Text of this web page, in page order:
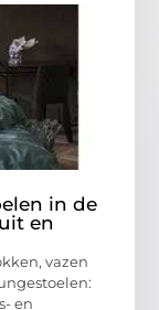
in de
en
vazen
en